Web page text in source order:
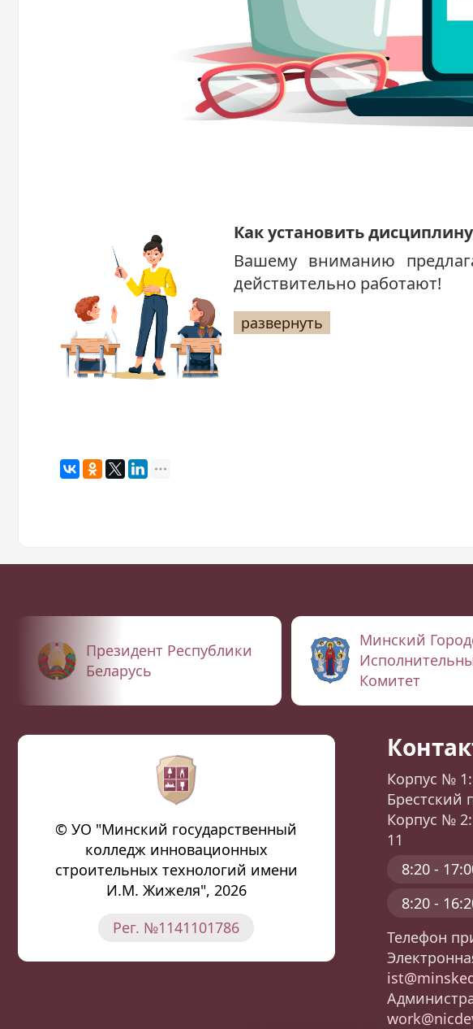
Как установить
Вашему вниманию
действительно работают!
развернуть
Президент Республики
Беларусь
Минский
Комитет
© УО "Минский государственный
колледж инновационных
строительных технологий имени
И.М. Жижеля", 2026
Рег. №1141101786
Корпус №
Брестский
Корпус №
11
8:20 -
8:20 -
Телефон